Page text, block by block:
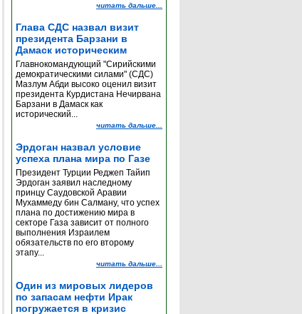
читать дальше...
Глава СДС назвал визит
президента Барзани в
Дамаск историческим
Главнокомандующий "Сирийскими
демократическими силами" (СДС)
Мазлум Абди высоко оценил визит
президента Курдистана Нечирвана
Барзани в Дамаск как
исторический...
читать дальше...
Эрдоган назвал условие
успеха плана мира по Газе
Президент Турции Реджеп Тайип
Эрдоган заявил наследному
принцу Саудовской Аравии
Мухаммеду бин Салману, что успех
плана по достижению мира в
секторе Газа зависит от полного
выполнения Израилем
обязательств по его второму
этапу...
читать дальше...
Один из мировых лидеров
по запасам нефти Ирак
погружается в кризис